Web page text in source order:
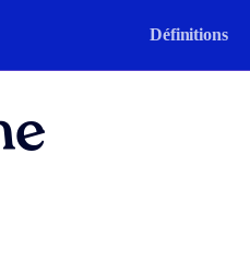
Définitions